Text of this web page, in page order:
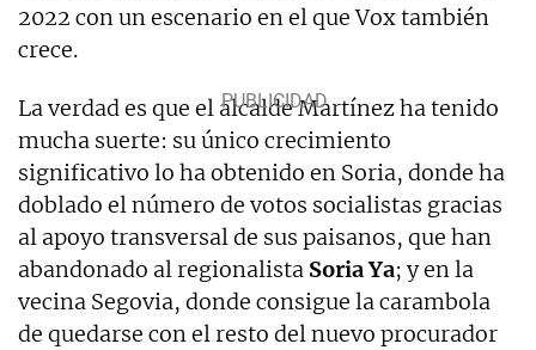
2022 con un escenario en el que Vox también
crece.
La verdad es que el alcalde Martínez ha tenido
mucha suerte: su único crecimiento
significativo lo ha obtenido en Soria, donde ha
doblado el número de votos socialistas gracias
al apoyo transversal de sus paisanos, que han
abandonado al regionalista Soria Ya; y en la
vecina Segovia, donde consigue la carambola
de quedarse con el resto del nuevo procurador